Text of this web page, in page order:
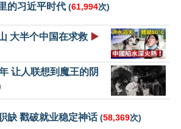
的习近平时代 (61,994次)
大半个中国在求救 ▶️
让人联想到魔王的阴
缺 戳破就业稳定神话(58,369次)